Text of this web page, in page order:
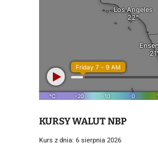
KURSY WALUT NBP
Kurs z dnia: 6 sierpnia 2026